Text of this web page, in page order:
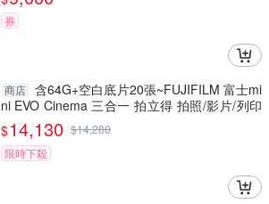
券
商店 含64G+空白底片20張~FUJIFILM 富士mi
ni EVO Cinema 三合一 拍立得 拍照/影片/列印
(公司貨)
$14,130 $14,280
限時下殺